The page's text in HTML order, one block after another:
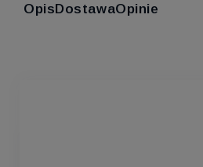
OpisDostawaOpinie